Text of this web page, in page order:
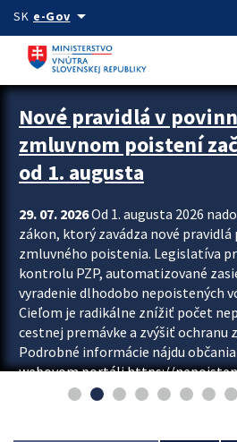
Preskocit na hlavný obsah
SK e-Govarrow_drop_down
Zastavit automatický posun upútavok
Nové pravidlá v
zmluvnom poistení
od 1. augusta
29. 07. 2026Od 1. augusta 2026
zákon, ktorý zavádza nové pravidlá
zmluvného poistenia. Legislatíva
kontrolu PZP, automatizované
vyradenie dlhodobo nepoistených
Cieľom je radikálne znížiť počet
cestnej premávke a zvýšiť ochranu
Podrobné informácie nájdu
webovom portáli https://
ktorom od augusta pribudne aj